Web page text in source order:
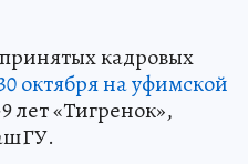
кадровых
октября на уфимской
лет «Тигренок»,